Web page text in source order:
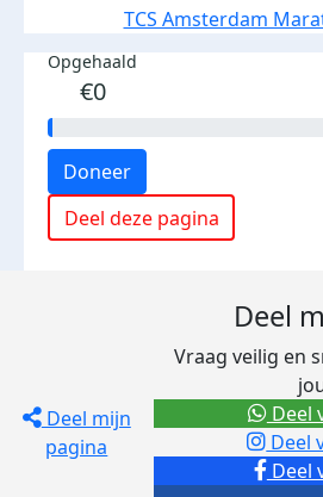
TCS Amsterdam
Opgehaald
€0
Doneer
Deel deze pagina
Deel mijn
pagina
Deel
Vraag veilig en
Deel
Deel
Deel